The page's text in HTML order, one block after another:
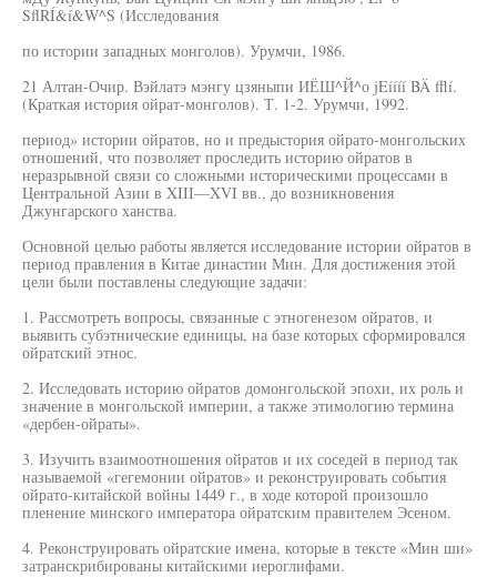
SflRÍ&í&W^S (Исследования
по истории западных монголов). Урумчи, 1986.
21 Алтан-Очир. Вэйлатэ мэнгу цзяныпи ИЁШ^Й^о jEíííí BÄ fflí.
(Краткая история ойрат-монголов). Т. 1-2. Урумчи, 1992.
период» истории ойратов, но и предыстория ойрато-монгольских
отношений, что позволяет проследить историю ойратов в
неразрывной связи со сложными историческими процессами в
Центральной Азии в XIII—XVI вв., до возникновения
Джунгарского ханства.
Основной целью работы является исследование истории ойратов в
период правления в Китае династии Мин. Для достижения этой
цели были поставлены следующие задачи:
1. Рассмотреть вопросы, связанные с этногенезом ойратов, и
выявить субэтнические единицы, на базе которых сформировался
ойратский этнос.
2. Исследовать историю ойратов домонгольской эпохи, их роль и
значение в монгольской империи, а также этимологию термина
«дербен-ойраты».
3. Изучить взаимоотношения ойратов и их соседей в период так
называемой «гегемонии ойратов» и реконструировать события
ойрато-китайской войны 1449 г., в ходе которой произошло
пленение минского императора ойратским правителем Эсеном.
4. Реконструировать ойратские имена, которые в тексте «Мин ши»
затранскрибированы китайскими иероглифами.